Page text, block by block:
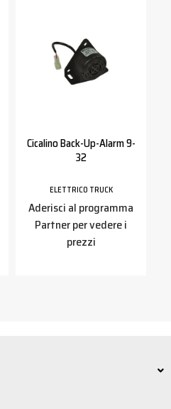
Cicalino Back-Up-Alarm 9-
32
ELETTRICO TRUCK
Aderisci al programma
Partner per vedere i
prezzi